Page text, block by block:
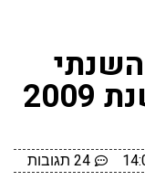
24 תגובות